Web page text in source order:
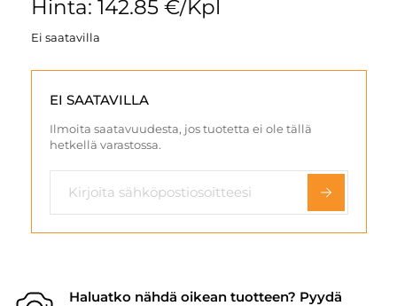
Hinta: 142.85 €/Kpl
Ei saatavilla
EI SAATAVILLA
Ilmoita saatavuudesta, jos tuotetta ei ole tällä
hetkellä varastossa.
Haluatko nähdä oikean tuotteen? Pyydä